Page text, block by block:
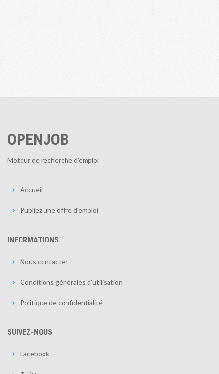
OPENJOB
Moteur de recherche d'emploi
Accueil
Publiez une offre d'emploi
INFORMATIONS
Nous contacter
Conditions générales d'utilisation
Politique de confidentialité
SUIVEZ-NOUS
Facebook